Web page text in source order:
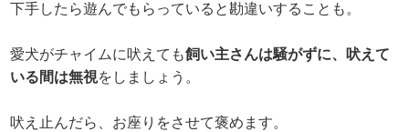
下手したら遊んでもらっていると勘違いすることも。
愛犬がチャイムに吠えても飼い主さんは騒がずに、吠えて
いる間は無視をしましょう。
吠え止んだら、お座りをさせて褒めます。